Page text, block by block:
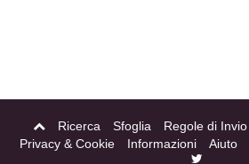
Ricerca Sfoglia Regole di Invio
Privacy & Cookie
Informazioni Aiuto